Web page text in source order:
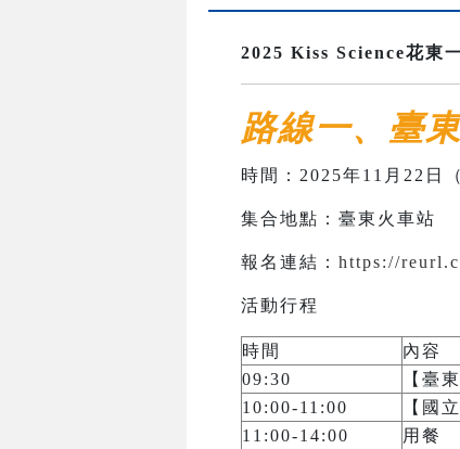
2025 Kiss Science花東
路線一、臺
時間：2025年11月22日
集合地點：臺東火車站
報名連結： https://
活動行程
時間
內容
09:30
【臺
10:00-11:00
【國
11:00-14:00
用餐